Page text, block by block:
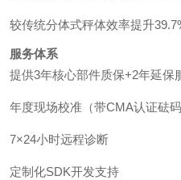
较传统分体式秤体效率提升
服务体系
提供3年核心部件质保+2年延保
年度现场校准（带CMA认证砝码
7×24小时远程诊断
定制化SDK开发支持